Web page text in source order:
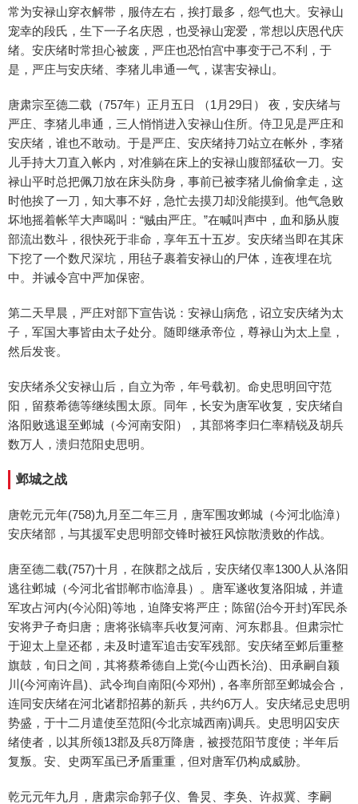
常为安禄山穿衣解带，服侍左右，挨打最多，怨气也大。安禄山
宠幸的段氏，生下一子名庆恩，也受禄山宠爱，常想以庆恩代庆
绪。安庆绪时常担心被废，严庄也恐怕宫中事变于己不利，于
是，严庄与安庆绪、李猪儿串通一气，谋害安禄山。
唐肃宗至德二载（757年）正月五日 （1月29日） 夜，安庆绪与
严庄、李猪儿串通，三人悄悄进入安禄山住所。侍卫见是严庄和
安庆绪，谁也不敢动。于是严庄、安庆绪持刀站立在帐外，李猪
儿手持大刀直入帐内，对准躺在床上的安禄山腹部猛砍一刀。安
禄山平时总把佩刀放在床头防身，事前已被李猪儿偷偷拿走，这
时他挨了一刀，知大事不好，急忙去摸刀却没能摸到。他气急败
坏地摇着帐竿大声喝叫：“贼由严庄。”在喊叫声中，血和肠从腹
部流出数斗，很快死于非命，享年五十五岁。安庆绪当即在其床
下挖了一个数尺深坑，用毡子裹着安禄山的尸体，连夜埋在坑
中。并诫令宫中严加保密。
第二天早晨，严庄对部下宣告说：安禄山病危，诏立安庆绪为太
子，军国大事皆由太子处分。随即继承帝位，尊禄山为太上皇，
然后发丧。
安庆绪杀父安禄山后，自立为帝，年号载初。命史思明回守范
阳，留蔡希德等继续围太原。同年，长安为唐军收复，安庆绪自
洛阳败逃退至邺城（今河南安阳），其部将李归仁率精锐及胡兵
数万人，溃归范阳史思明。
邺城之战
唐乾元元年(758)九月至二年三月，唐军围攻邺城（今河北临漳）
安庆绪部，与其援军史思明部交锋时被狂风惊散溃败的作战。
唐至德二载(757)十月，在陕郡之战后，安庆绪仅率1300人从洛阳
逃往邺城（今河北省邯郸市临漳县）。唐军遂收复洛阳城，并遣
军攻占河内(今沁阳)等地，迫降安将严庄；陈留(治今开封)军民杀
安将尹子奇归唐；唐将张镐率兵收复河南、河东郡县。但肃宗忙
于迎太上皇还都，未及时遣军追击安军残部。安庆绪至邺后重整
旗鼓，旬日之间，其将蔡希德自上党(今山西长治)、田承嗣自颍
川(今河南许昌)、武令珣自南阳(今邓州)，各率所部至邺城会合，
连同安庆绪在河北诸郡招募的新兵，共约6万人。安庆绪忌史思明
势盛，于十二月遣使至范阳(今北京城西南)调兵。史思明囚安庆
绪使者，以其所领13郡及兵8万降唐，被授范阳节度使；半年后
复叛。安、史两军虽已矛盾重重，但对唐军仍构成威胁。
乾元元年九月，唐肃宗命郭子仪、鲁炅、李奂、许叔冀、李嗣